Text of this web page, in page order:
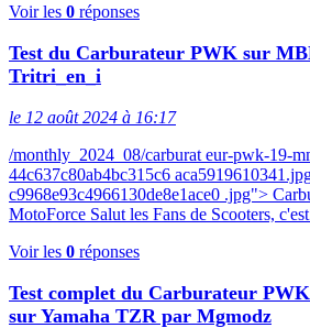
Voir les 0 réponses
Test du Carburateur PWK sur
Tritri_en_i
le 12 août 2024 à 16:17
/monthly_2024_08/carburat eur-pwk-19-
44c637c80ab4bc315c6
c9968e93c4966130de8e1ace0 .jpg">
MotoForce Salut les Fans de Scooters,
Voir les 0 réponses
Test complet du Carburateur
sur Yamaha TZR par Mgmodz